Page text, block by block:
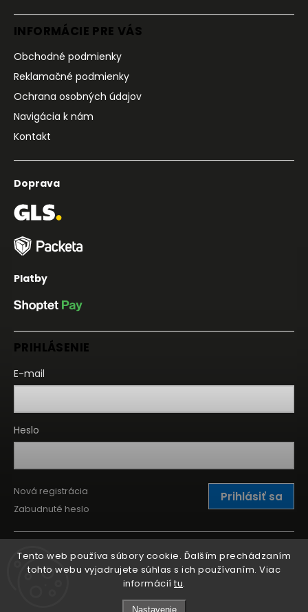
Tento web používa súbory cookie. Ďalším prechádzaním
tohto webu vyjadrujete súhlas s ich používaním. Viac
informácií tu.
Nastavenie
INFORMÁCIE PRE VÁS
Obchodné podmienky
Reklamačné podmienky
Ochrana osobných údajov
Navigácia k nám
Kontakt
Doprava
Platby
PRIHLÁSENIE
E-mail
Heslo
Prihlásiť sa
Nová registrácia
Zabudnuté heslo